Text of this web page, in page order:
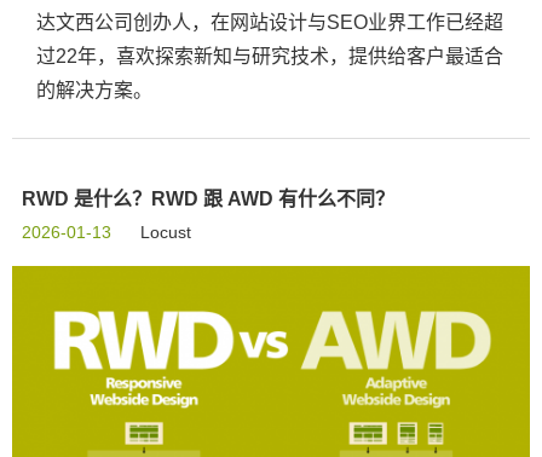
达文西公司创办人，在网站设计与SEO业界工作已经超
过22年，喜欢探索新知与研究技术，提供给客户最适合
的解决方案。
RWD 是什么？RWD 跟 AWD 有什么不同？
2026-01-13 Locust